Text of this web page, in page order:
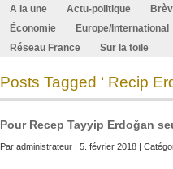
A la une
Actu-politique
Économie
Europe/International
Réseau France
Sur la toile
Posts Tagged ‘ Recip
Pour Recep Tayyip Erdoğan
Par administrateur | 5. février 2018 |